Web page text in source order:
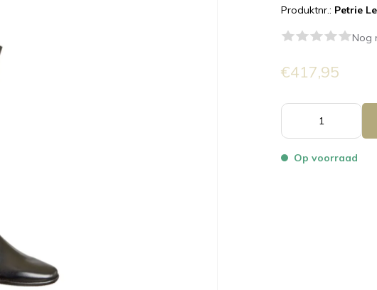
Produktnr.: Petrie
Nog
€417,95
Op voorraad